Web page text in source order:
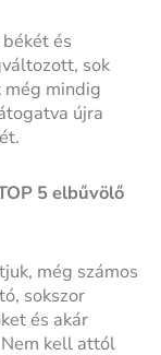
és
sok
még mindig
újra
5 elbűvölő
még számos
sokszor
és akár
kell attól